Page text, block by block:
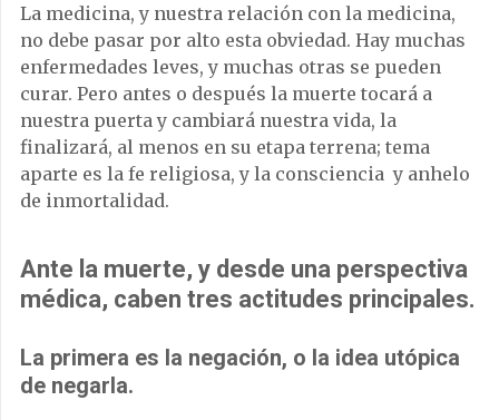
La medicina, y nuestra relación con la medicina,
no debe pasar por alto esta obviedad. Hay muchas
enfermedades leves, y muchas otras se pueden
curar. Pero antes o después la muerte tocará a
nuestra puerta y cambiará nuestra vida, la
finalizará, al menos en su etapa terrena; tema
aparte es la fe religiosa, y la consciencia y anhelo
de inmortalidad.
Ante la muerte, y desde una perspectiva
médica, caben tres actitudes principales.
La primera es la negación, o la idea utópica
de negarla.